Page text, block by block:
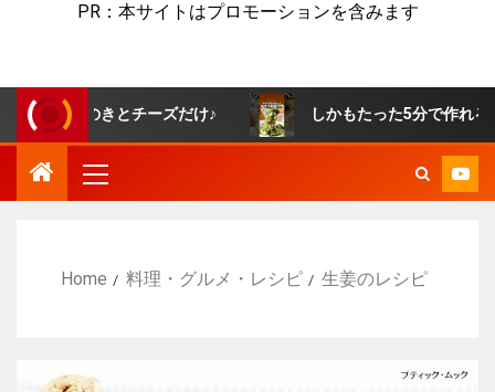
PR：本サイトはプロモーションを含みます
きとチーズだけ♪ しかもたった5分で作れる「無限オク
Home 料理・グルメ・レシピ 生姜のレシピ